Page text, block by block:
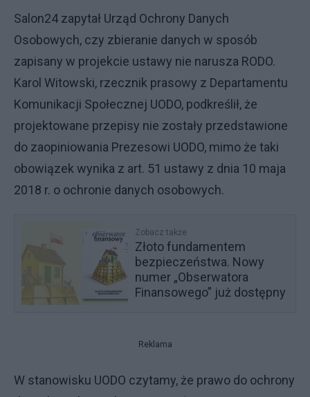
Salon24 zapytał Urząd Ochrony Danych
Osobowych, czy zbieranie danych w sposób
zapisany w projekcie ustawy nie narusza RODO.
Karol Witowski, rzecznik prasowy z Departamentu
Komunikacji Społecznej UODO, podkreślił, że
projektowane przepisy nie zostały przedstawione
do zaopiniowania Prezesowi UODO, mimo że taki
obowiązek wynika z art. 51 ustawy z dnia 10 maja
2018 r. o ochronie danych osobowych.
Zobacz także
Złoto fundamentem
bezpieczeństwa. Nowy
numer „Obserwatora
Finansowego” już dostępny
Reklama
W stanowisku UODO czytamy, że prawo do ochrony